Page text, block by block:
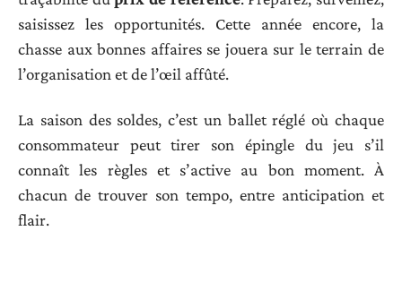
saisissez les opportunités. Cette année encore, la
chasse aux bonnes affaires se jouera sur le terrain de
l’organisation et de l’œil affûté.
La saison des soldes, c’est un ballet réglé où chaque
consommateur peut tirer son épingle du jeu s’il
connaît les règles et s’active au bon moment. À
chacun de trouver son tempo, entre anticipation et
flair.